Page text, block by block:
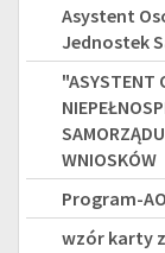
2027
Seniorów
2025
"ASYSTENT
OSOBISTY
OSOBY
DLA
Asystent
Jednostek
"ASYSTENT
WNIOSKÓW
Program-
wzór karty